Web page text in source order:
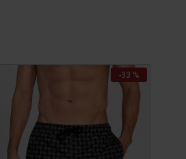
-33 %